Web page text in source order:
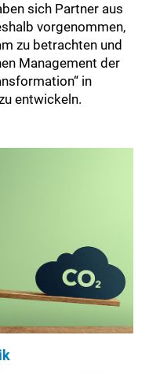
sich Partner aus
vorgenommen,
zu betrachten und
Management der
in
entwickeln.